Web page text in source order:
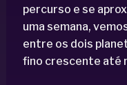
percurso e se
uma semana,
entre os dois
fino crescente até